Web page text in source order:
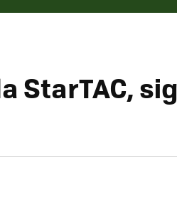
StarTAC,